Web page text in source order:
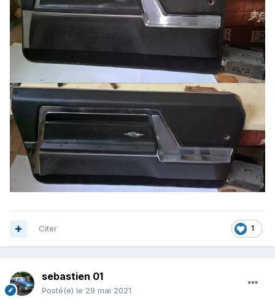
1
Citer
sebastien 01
Posté(e) le 29 mai 2021